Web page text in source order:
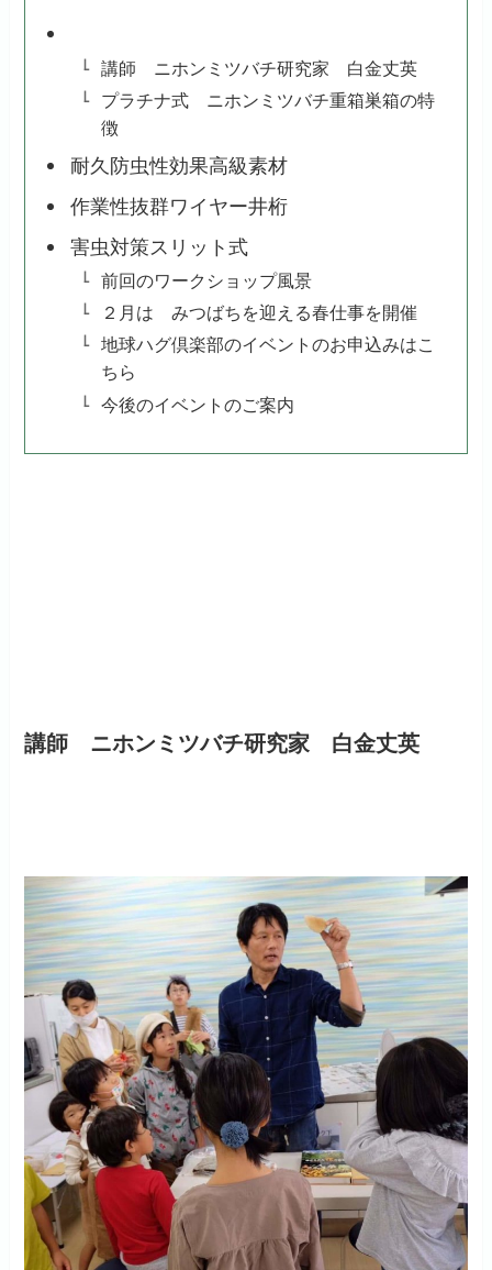
講師 ニホンミツバチ研究家 白金丈英
プラチナ式 ニホンミツバチ重箱巣箱の特
徴
耐久防虫性効果高級素材
作業性抜群ワイヤー井桁
害虫対策スリット式
前回のワークショップ風景
２月は みつばちを迎える春仕事を開催
地球ハグ倶楽部のイベントのお申込みはこ
ちら
今後のイベントのご案内
講師 ニホンミツバチ研究家 白金丈英